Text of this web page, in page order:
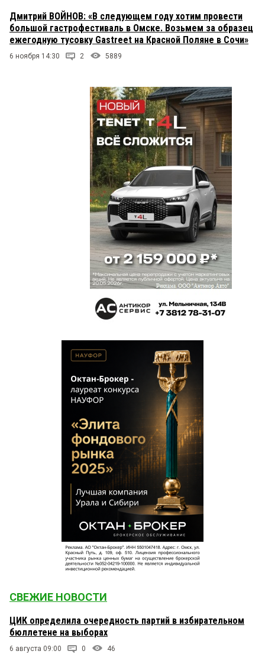
Дмитрий ВОЙНОВ: «В следующем году хотим провести
большой гастрофестиваль в Омске. Возьмем за образец
ежегодную тусовку Gastreet на Красной Поляне в Сочи»
6 ноября 14:30 2 5889
СВЕЖИЕ НОВОСТИ
ЦИК определила очередность партий в избирательном
бюллетене на выборах
6 августа 09:00 0 46